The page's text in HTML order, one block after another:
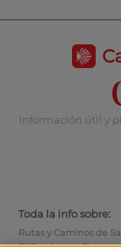
Información útil y
Toda la info sobre:
Rutas y Caminos de